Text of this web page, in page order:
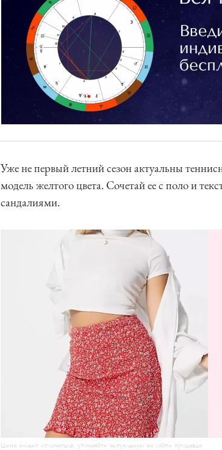
Уже не первый летний сезон актуальны
модель желтого цвета. Сочетай ее с поло и
сандалиями.
Цена может отличаться, уточняйте актуальную на сайте продавца